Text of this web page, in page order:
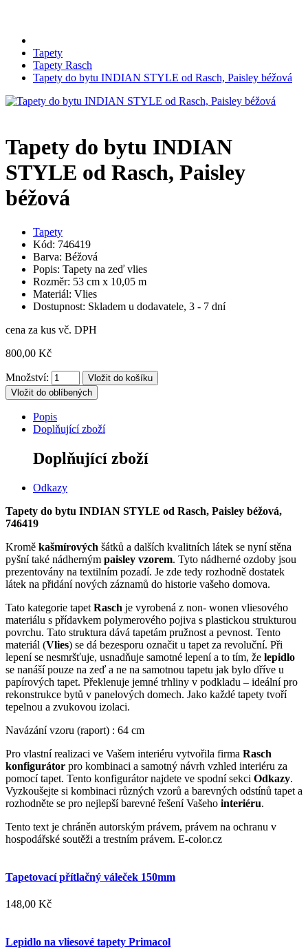
Tapety
Tapety Rasch
Tapety do bytu INDIAN STYLE od Rasch, Paisley béžová
Tapety do bytu INDIAN
STYLE od Rasch, Paisley
béžová
Tapety
Kód: 746419
Barva: Béžová
Popis: Tapety na zeď vlies
Rozměr: 53 cm x 10,05 m
Materiál: Vlies
Dostupnost: Skladem u dodavatele, 3 - 7 dní
cena za kus vč. DPH
800,00 Kč
Množství:
Vložit do oblíbených
Popis
Doplňující zboží
Doplňující zboží
Odkazy
Tapety do bytu INDIAN STYLE od Rasch, Paisley béžová,
746419
Kromě kašmírových šátků a dalších kvalitních látek se nyní stěna
pyšní také nádherným paisley vzorem. Tyto nádherné ozdoby jsou
prezentovány na textilním pozadí. Je zde tedy rozhodně dostatek
látek na přidání nových záznamů do historie vašeho domova.
Tato kategorie tapet Rasch je vyrobená z non- wonen vliesového
materiálu s přídavkem polymerového pojiva s plastickou strukturou
povrchu. Tato struktura dává tapetám pružnost a pevnost. Tento
materiál (Vlies) se dá bezesporu označit u tapet za revoluční. Při
lepení se nesmršťuje, usnadňuje samotné lepení a to tím, že lepidlo
se nanáší pouze na zeď a ne na samotnou tapetu jak bylo dříve u
papírových tapet. Překlenuje jemné trhliny v podkladu – ideální pro
rekonstrukce bytů v panelových domech. Jako každé tapety tvoří
tepelnou a zvukovou izolaci.
Navázání vzoru (raport) : 64 cm
Pro vlastní realizaci ve Vašem interiéru vytvořila firma Rasch
konfigurátor pro kombinaci a samotný návrh vzhled interiéru za
pomocí tapet. Tento konfigurátor najdete ve spodní sekci Odkazy.
Vyzkoušejte si kombinaci různých vzorů a barevných odstínů tapet a
rozhodněte se pro nejlepší barevné řešení Vašeho interiéru.
Tento text je chráněn autorským právem, právem na ochranu v
hospodářské soutěži a trestním právem. E-color.cz
Tapetovací přítlačný váleček 150mm
148,00 Kč
Lepidlo na vliesové tapety Primacol